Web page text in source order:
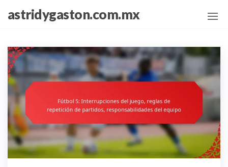
content
astridygaston.com.mx